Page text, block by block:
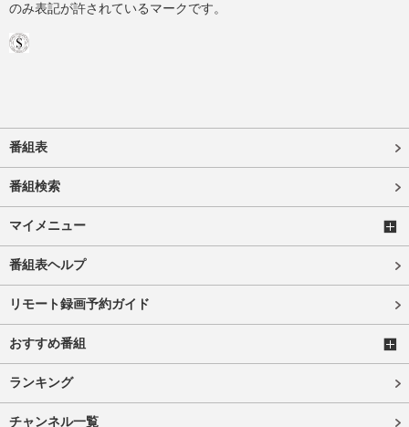
のみ表記が許されているマークです。
番組表
番組検索
マイメニュー
番組表ヘルプ
リモート録画予約ガイド
おすすめ番組
ランキング
チャンネル一覧